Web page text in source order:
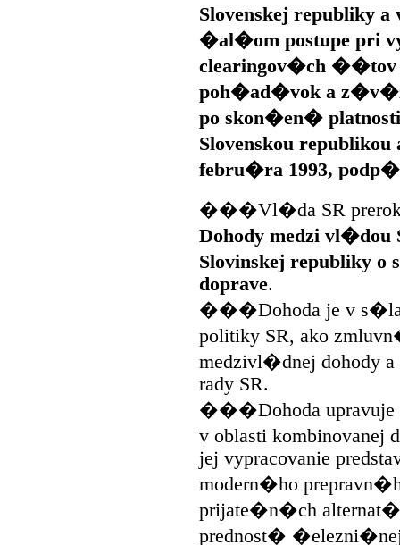
Slovenskej republiky
�al�om postupe pri
clearingov�ch ��tov
poh�ad�vok a
po skon�en�
Slovenskou
febru�ra 1993,
���Vl�da SR
Dohody medzi vl�dou
Slovinskej republiky o
doprave.
���Dohoda je v
politiky SR, ako
medzivl�dnej dohody
rady SR.
���Dohoda upravuje
v oblasti kombinovanej
jej vypracovanie
modern�ho
prijate�n�ch
prednost� �elezni�nej